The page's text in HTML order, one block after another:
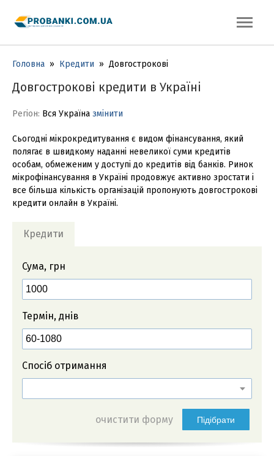
Головна » Кредити » Довгострокові
Довгострокові кредити в Україні
Регіон: Вся Україна змінити
Сьогодні мікрокредитування є видом фінансування, який
полягає в швидкому наданні невеликої суми кредитів
особам, обмеженим у доступі до кредитів від банків. Ринок
мікрофінансування в Україні продовжує активно зростати і
все більша кількість організацій пропонують довгострокові
кредити онлайн в Україні.
Кредити
Сума, грн
Термін, днів
Спосіб отримання
очистити форму Підібрати